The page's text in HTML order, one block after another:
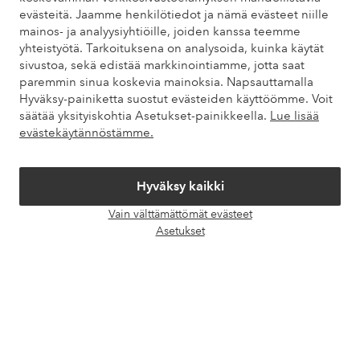
evästeitä. Jaamme henkilötiedot ja nämä evästeet niille
mainos- ja analyysiyhtiöille, joiden kanssa teemme
yhteistyötä. Tarkoituksena on analysoida, kuinka käytät
sivustoa, sekä edistää markkinointiamme, jotta saat
paremmin sinua koskevia mainoksia. Napsauttamalla
Hyväksy-painiketta suostut evästeiden käyttöömme. Voit
säätää yksityiskohtia Asetukset-painikkeella. Lue lisää
evästekäytännöstämme.
Hyväksy kaikki
Vain välttämättömät evästeet
Asetukset
Omat sivut
Tietoa Elloksesta
Palvelumme
Ystävät